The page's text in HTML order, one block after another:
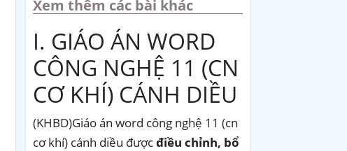
Xem thêm các bài khác
I. GIÁO ÁN WORD
CÔNG NGHỆ 11 (CN
CƠ KHÍ) CÁNH DIỀU
(KHBD)Giáo án word công nghệ 11 (cn
cơ khí) cánh diều đượcđiều chỉnh, bổ